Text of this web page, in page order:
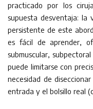
practicado por los
supuesta desventaja: la
persistente de este
es fácil de aprender,
submuscular,
puede limitarse con
necesidad de
entrada y el bolsillo real